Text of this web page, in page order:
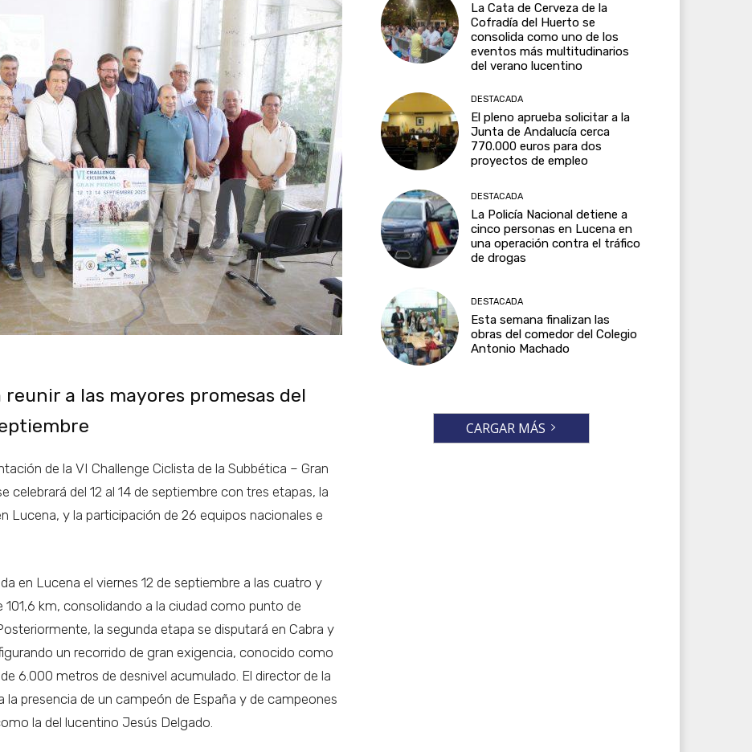
a las mayores promesas del
de la VI Challenge Ciclista de la Subbética – Gran
celebrará del 12 al 14 de septiembre con tres etapas, la
Lucena, y la participación de 26 equipos nacionales e
en Lucena el viernes 12 de septiembre a las cuatro y
km, consolidando a la ciudad como punto de
la segunda etapa se disputará en Cabra y
un recorrido de gran exigencia, conocido como
6.000 metros de desnivel acumulado. El director de la
la presencia de un campeón de España y de campeones
la del lucentino Jesús Delgado.
La Cata de Cerveza de la
Cofradía del Huerto se
consolida como uno de los
eventos más multitudinarios
del verano lucentino
DESTACADA
El pleno aprueba solicitar a la
Junta de Andalucía cerca
770.000 euros para dos
proyectos de empleo
DESTACADA
La Policía Nacional detiene a
cinco personas en Lucena en
una operación contra el tráfico
de drogas
DESTACADA
Esta semana finalizan las
obras del comedor del Colegio
Antonio Machado
CARGAR MÁS